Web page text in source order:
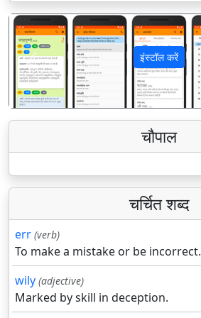
इंस्टॉल करें
पिछला
चौपाल
चर्चित शब्द
err (verb)
To make a mistake or be incorrect.
wily (adjective)
Marked by skill in deception.